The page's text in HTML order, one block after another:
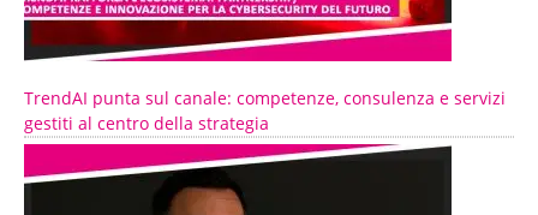
TrendAI punta sul canale: competenze, consulenza e servizi
gestiti al centro della strategia